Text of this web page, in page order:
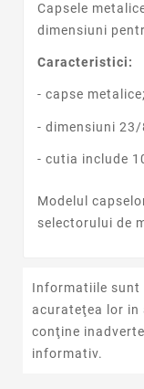
Capsele
dimensiuni
Caracteristici:
- capse metalice;
- dimensiuni
- cutia include
Modelul
selectorului de
Informatiile sunt
acurateţea lor in
conţine
informativ.